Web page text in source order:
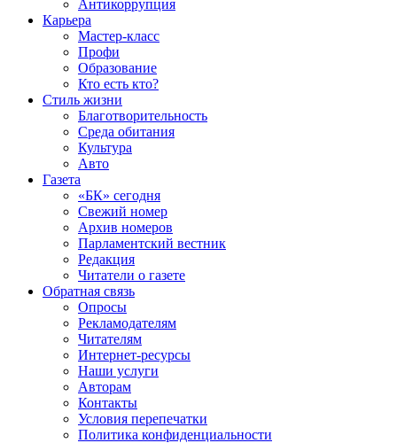
Антикоррупция
Карьера
Мастер-класс
Профи
Образование
Кто есть кто?
Стиль жизни
Благотворительность
Среда обитания
Культура
Авто
Газета
«БК» сегодня
Свежий номер
Архив номеров
Парламентский вестник
Редакция
Читатели о газете
Обратная связь
Опросы
Рекламодателям
Читателям
Интернет-ресурсы
Наши услуги
Авторам
Контакты
Условия перепечатки
Политика конфиденциальности